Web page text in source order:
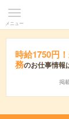
メニュー
時給1750円
務のお仕事情報
掲